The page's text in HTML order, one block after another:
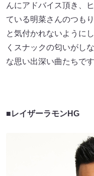
んにアドバイス頂き、
ている明菜さんのつも
と気付かれないように
くスナックの匂いがし
な思い出深い曲たちで
■レイザーラモンHG